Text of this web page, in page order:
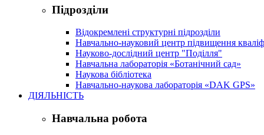
Підрозділи
Відокремлені структурні підрозділи
Навчально-науковий центр підвищення
Науково-дослідний центр "Поділля"
Навчальна лабораторія «Ботанічний сад»
Наукова бібліотека
Навчально-наукова лабораторія «DAK GPS»
ДІЯЛЬНІСТЬ
Навчальна робота